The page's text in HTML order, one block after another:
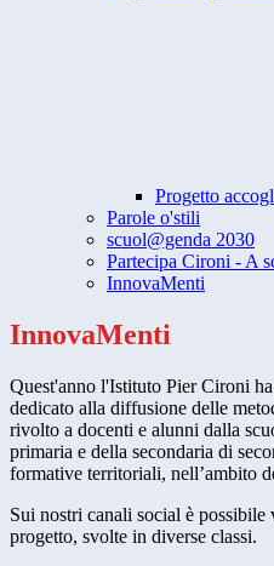
Progetto
Parole o'stili
scuol@genda 2030
Partecipa Cironi - A
InnovaMenti
InnovaMenti
Quest'anno l'Istituto Pier Cironi
dedicato alla diffusione delle
rivolto a docenti e alunni dalla
primaria e della secondaria di
formative territoriali, nell’ambito
Sui nostri canali social è possibile
progetto, svolte in diverse classi.